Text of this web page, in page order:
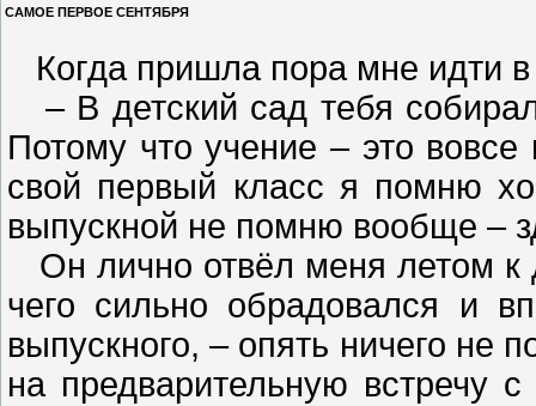
САМОЕ ПЕРВОЕ СЕНТЯБРЯ
Когда пришла пора мне идти в
– В детский сад тебя
Потому что учение – это
свой первый класс я помню
выпускной не помню вообще –
Он лично отвёл меня летом к
чего сильно обрадовался и
выпускного, – опять ничего не
на предварительную встречу